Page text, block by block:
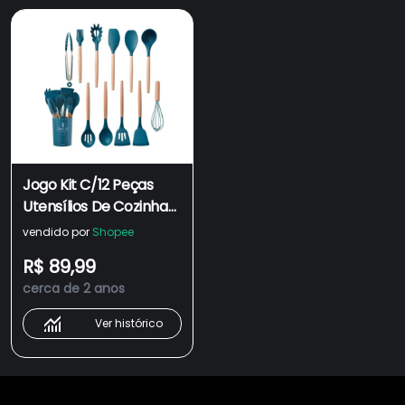
Jogo Kit C/12 Peças
Utensílios De Cozinha
Colheres Espatula
Decoração Livre BPA
vendido por Shopee
R$ 89,99
cerca de 2 anos
Ver histórico